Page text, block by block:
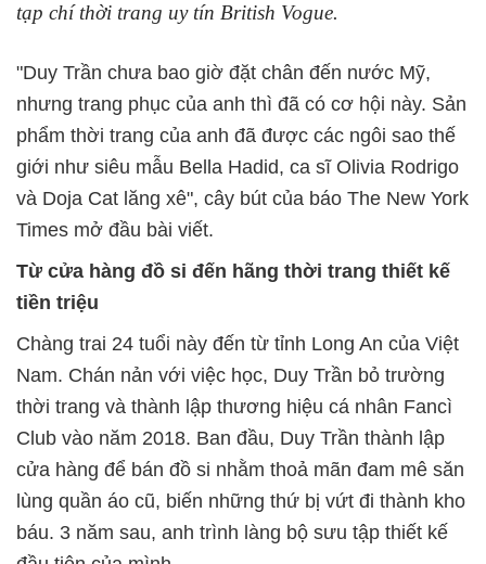
tạp chí thời trang uy tín British Vogue.
"Duy Trần chưa bao giờ đặt chân đến nước Mỹ,
nhưng trang phục của anh thì đã có cơ hội này. Sản
phẩm thời trang của anh đã được các ngôi sao thế
giới như siêu mẫu Bella Hadid, ca sĩ Olivia Rodrigo
và Doja Cat lăng xê", cây bút của báo The New York
Times mở đầu bài viết.
Từ cửa hàng đồ si đến hãng thời trang thiết kế
tiền triệu
Chàng trai 24 tuổi này đến từ tỉnh Long An của Việt
Nam. Chán nản với việc học, Duy Trần bỏ trường
thời trang và thành lập thương hiệu cá nhân Fancì
Club vào năm 2018. Ban đầu, Duy Trần thành lập
cửa hàng để bán đồ si nhằm thoả mãn đam mê săn
lùng quần áo cũ, biến những thứ bị vứt đi thành kho
báu. 3 năm sau, anh trình làng bộ sưu tập thiết kế